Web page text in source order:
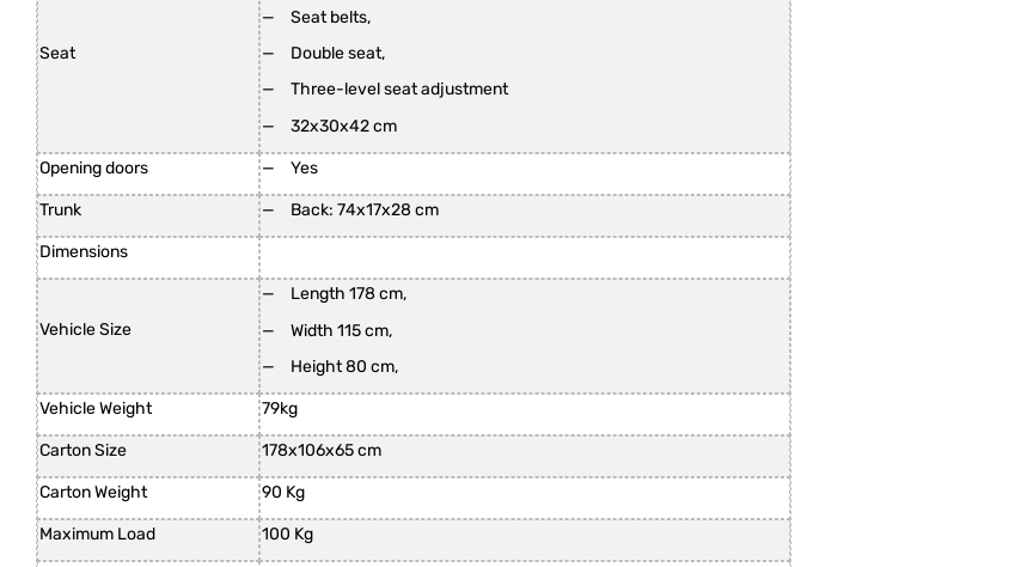
Seat
Seat belts,
Double seat,
Three-level seat adjustment
32x30x42 cm
Opening doors Yes
Trunk Back: 74x17x28 cm
Dimensions
Vehicle Size
Length 178 cm,
Width 115 cm,
Height 80 cm,
Vehicle Weight 79kg
Carton Size 178x106x65 cm
Carton Weight 90 Kg
Maximum Load 100 Kg